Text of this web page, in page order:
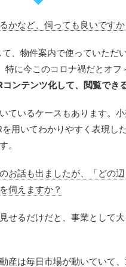
かなど、伺っても良いですか
、物件案内で使っていただ
に今このコロナ禍だとオフ
ンテンツ化して、閲覧でき
ているケースもあります。
用いてわかりやすく表現し
。
お話も出ましたが、「どの
伺えますか？
せるだけだと、事業として
産は毎日市場が動いていて